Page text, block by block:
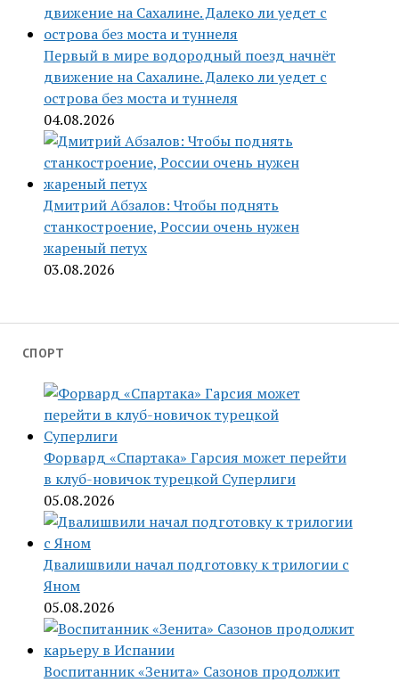
Первый в мире водородный поезд начнёт
движение на Сахалине. Далеко ли уедет с
острова без моста и туннеля
04.08.2026
Дмитрий Абзалов: Чтобы поднять
станкостроение, России очень нужен
жареный петух
03.08.2026
СПОРТ
Форвард «Спартака» Гарсия может перейти
в клуб-новичок турецкой Суперлиги
05.08.2026
Двалишвили начал подготовку к трилогии с
Яном
05.08.2026
Воспитанник «Зенита» Сазонов продолжит